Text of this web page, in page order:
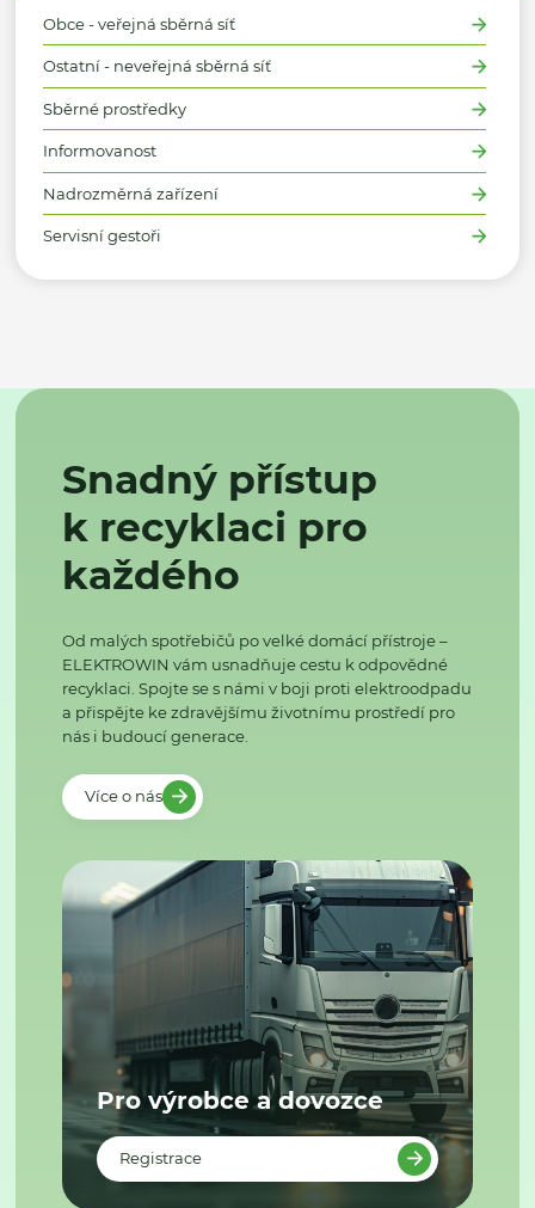
Obce - veřejná sběrná síť
Ostatní - neveřejná sběrná síť
Sběrné prostředky
Informovanost
Nadrozměrná zařízení
Servisní gestoři
Snadný přístup
k recyklaci pro
každého
Od malých spotřebičů po velké domácí přístroje –
ELEKTROWIN vám usnadňuje cestu k odpovědné
recyklaci. Spojte se s námi v boji proti elektroodpadu
a přispějte ke zdravějšímu životnímu prostředí pro
nás i budoucí generace.
Více o nás
Pro výrobce a dovozce
Registrace